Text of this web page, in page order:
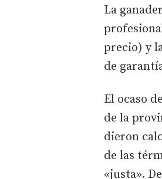
La
precio) y
de
El ocaso
de la
dieron
de las
«justa».